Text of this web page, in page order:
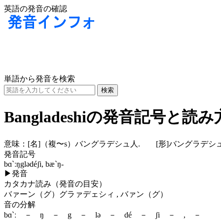
英語の発音の確認
単語から発音を検索
Bangladeshiの発音記号と読み
意味： [名] （複〜s）バングラデシュ人. [形]バングラデシ
発音記号
bɑ`ːŋglədéʃi, bæ`ŋ-
▶発音
カタカナ読み（発音の目安）
バァーン（グ）グラァデェシィ , バァン（グ）
音の分解
bɑ`ː － ŋ － g － lə － dé － ʃi － , －